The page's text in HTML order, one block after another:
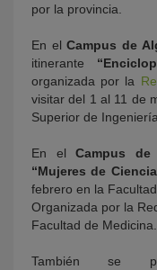
por la provincia.
En elCampus de
itinerante
organizada por la
visitar del 1 al 11 de
Superior de
En elCampus de
“Mujeres de
febrero en la
Organizada por la
Facultad de Medicina.
También se